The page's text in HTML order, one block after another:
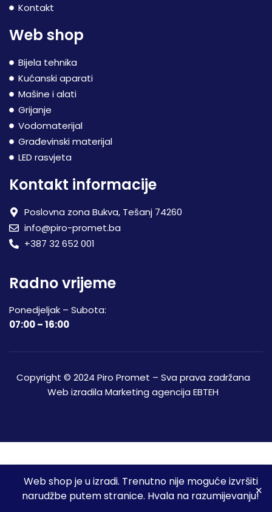
Web shop je u izradi. Trenutno nije moguće izvršiti
narudžbe putem stranice. Hvala na razumijevanju!
Kontakt
Web shop
Bijela tehnika
Kućanski aparati
Mašine i alati
Grijanje
Vodomaterijal
Građevinski materijal
LED rasvjeta
Kontakt informacije
Poslovna zona Bukva, Tešanj 74260
info@piro-promet.ba
+387 32 652 001
Radno vrijeme
Ponedjeljak – Subota:
07:00 – 16:00
Copyright © 2024 Piro Promet – Sva prava zadržana
Web izradila Marketing agencija EBTEH
Moj račun